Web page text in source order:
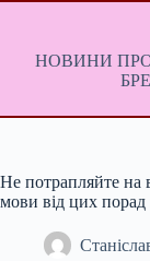
Перейти
НОВИНИ ПРО
Не потрапляйте на
мови від цих порад